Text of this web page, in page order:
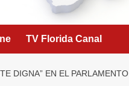
TV Florida Canal
DIGNA” EN EL PARLAMENTO